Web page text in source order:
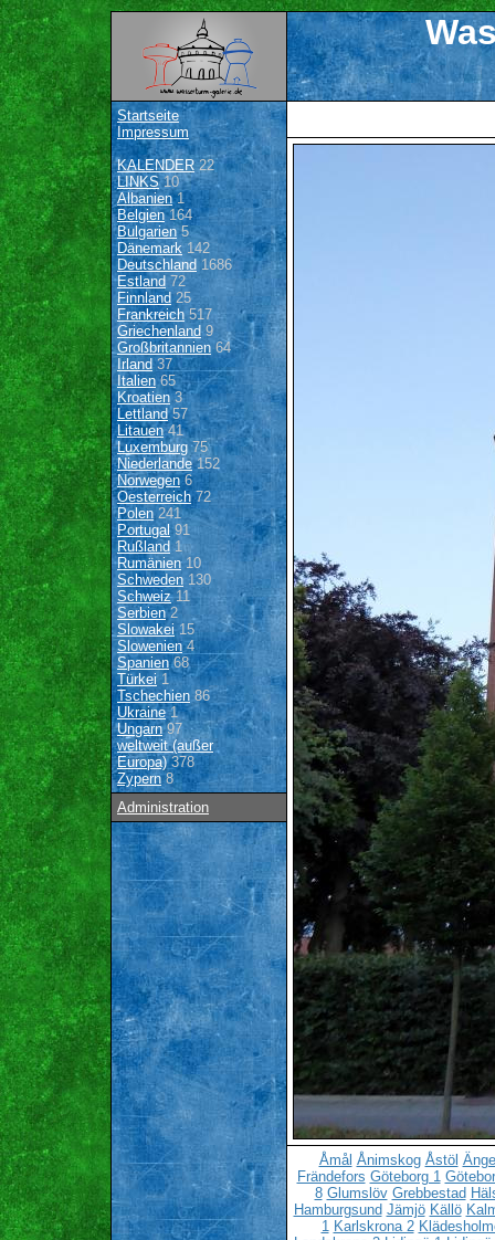
Startseite
Impressum
KALENDER22
LINKS10
Albanien1
Belgien164
Bulgarien 5
Dänemark142
Deutschland 1686
Estland 72
Finnland 25
Frankreich517
Griechenland9
Großbritannien64
Irland 37
Italien65
Kroatien3
Lettland57
Litauen41
Luxemburg 75
Niederlande152
Norwegen6
Oesterreich72
Polen 241
Portugal91
Rußland 1
Rumänien10
Schweden 130
Schweiz11
Serbien2
Slowakei15
Slowenien4
Spanien68
Türkei1
Tschechien 86
Ukraine1
Ungarn97
weltweit (außer
Europa)378
Zypern8
Administration
Åmål Ånimskog Åstöl
Frändefors Göteborg 1
8 Glumslöv Grebbestad
Hamburgsund Jämjö Källö
1 Karlskrona 2